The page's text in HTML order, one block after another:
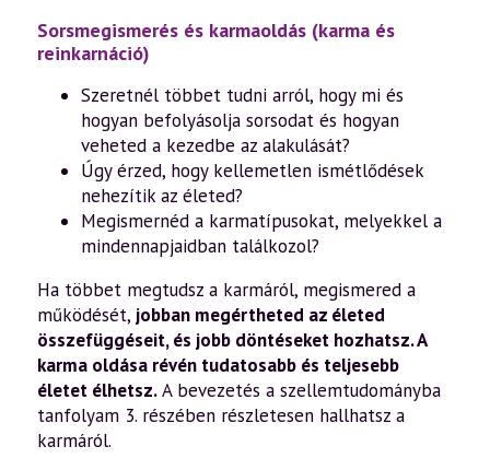
Sorsmegismerés és karmaoldás (karma és
reinkarnáció)
Szeretnél többet tudni arról, hogy mi és
hogyan befolyásolja sorsodat és hogyan
veheted a kezedbe az alakulását?
Úgy érzed, hogy kellemetlen ismétlődések
nehezítik az életed?
Megismernéd a karmatípusokat, melyekkel a
mindennapjaidban találkozol?
Ha többet megtudsz a karmáról, megismered a
működését, jobban megértheted az életed
összefüggéseit, és jobb döntéseket hozhatsz. A
karma oldása révén tudatosabb és teljesebb
életet élhetsz.A bevezetés a szellemtudományba
tanfolyam 3. részében részletesen hallhatsz a
karmáról.